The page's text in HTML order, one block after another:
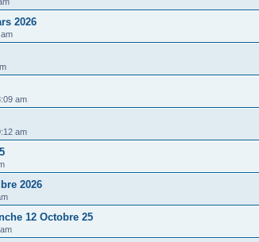
2026
am
am
2026
12 Octobre 25